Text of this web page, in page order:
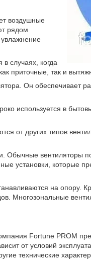
воздушные
рядом
увлажнение
случаях, когда
приточные, так и
Он обеспечивает
используется в
от других типов
Обычные вентиляторы
установки, которые
на опору.
Многозональные
Fortune PROM
от условий
технические